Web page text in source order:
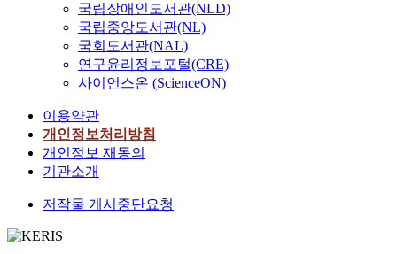
국립장애인도서관(NLD)
국립중앙도서관(NL)
국회도서관(NAL)
연구윤리정보포털(CRE)
사이언스온 (ScienceON)
이용약관
개인정보처리방침
개인정보 재동의
기관소개
저작물 게시중단요청